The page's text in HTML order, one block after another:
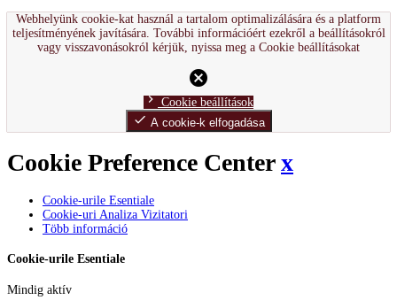
Webhelyünk cookie-kat használ a tartalom optimalizálására és a platform
teljesítményének javítására. További információért ezekről a beállításokról
vagy visszavonásokról kérjük, nyissa meg a Cookie beállításokat
cancel
chevron_right Cookie beállítások
done A cookie-k elfogadása
Cookie Preference Centerx
Cookie-urile Esentiale
Cookie-uri Analiza Vizitatori
Több információ
Cookie-urile Esentiale
Mindig aktív